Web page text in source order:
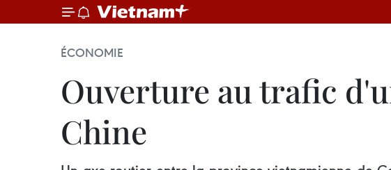
ÉCONOMIE
Ouverture au trafic
Chine